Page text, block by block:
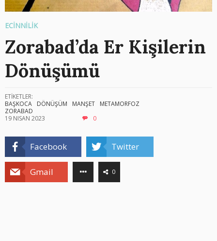
ECİNNİLİK
Zorabad’da Er Kişilerin
Dönüşümü
ETİKETLER:
BAŞKOCA
DÖNÜŞÜM MANŞET
METAMORFOZ
ZORABAD
19 NISAN 2023
0
Facebook Twitter
Gmail 0